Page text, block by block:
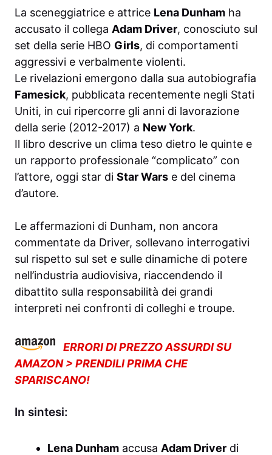
La sceneggiatrice e attrice Lena Dunham ha
accusato il collega Adam Driver, conosciuto sul
set della serie HBO Girls, di comportamenti
aggressivi e verbalmente violenti.
Le rivelazioni emergono dalla sua autobiografia
Famesick, pubblicata recentemente negli Stati
Uniti, in cui ripercorre gli anni di lavorazione
della serie (2012-2017) a New York.
Il libro descrive un clima teso dietro le quinte e
un rapporto professionale “complicato” con
l’attore, oggi star di Star Wars e del cinema
d’autore.
Le affermazioni di Dunham, non ancora
commentate da Driver, sollevano interrogativi
sul rispetto sul set e sulle dinamiche di potere
nell’industria audiovisiva, riaccendendo il
dibattito sulla responsabilità dei grandi
interpreti nei confronti di colleghi e troupe.
ERRORI DI PREZZO ASSURDI SU
AMAZON > PRENDILI PRIMA CHE
SPARISCANO!
In sintesi:
Lena Dunham accusa Adam Driver di